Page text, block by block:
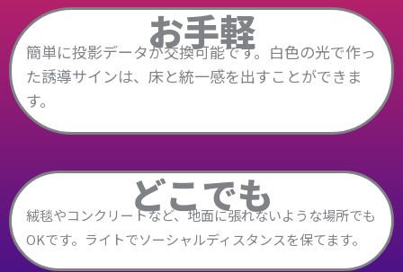
お手軽
簡単に投影データが交換可能です。白色の光で作っ
た誘導サインは、床と統一感を出すことができま
す。
どこでも
絨毯やコンクリートなど、地面に張れないような場所でも
OKです。ライトでソーシャルディスタンスを保てます。